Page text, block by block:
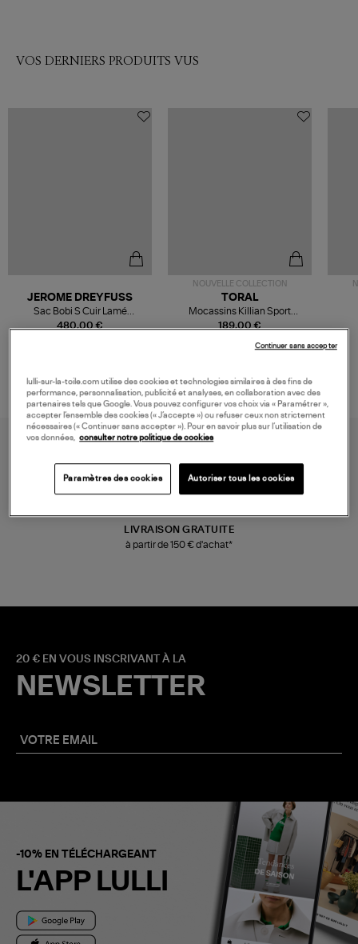
VOS DERNIERS PRODUITS VUS
480,00 €
JEROME DREYFUSS
Sac Bobi S Cuir Lamé
Champagne
NOUVELLE COLLECTION
189,00 €
TORAL
Mocassins Killian Sport
Mousse
LIVRAISON GRATUITE
à partir de 150 € d'achat*
20 € EN VOUS INSCRIVANT À LA
NEWSLETTER
-10% EN TÉLÉCHARGEANT
L'APP LULLI
lulli-sur-la-toile.com utilise des cookies et technologies similaires à des fins de
performance, personnalisation, publicité et analyses, en collaboration avec des
partenaires tels que Google. Vous pouvez configurer vos choix via « Paramétrer »,
accepter l’ensemble des cookies (« J’accepte ») ou refuser ceux non strictement
nécessaires (« Continuer sans accepter »). Pour en savoir plus sur l’utilisation de
vos données, consulter notre politique de cookies
Paramètres des cookies Autoriser tous les cookies
Continuer sans accepter